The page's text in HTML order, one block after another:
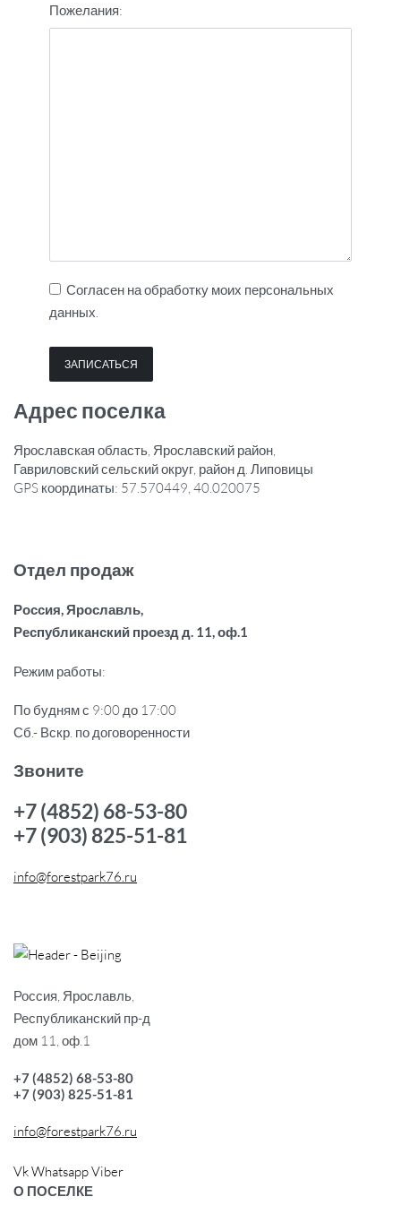
Пожелания:
Согласен на обработку моих персональных
данных.
Адрес поселка
Ярославская область, Ярославский район,
Гавриловский сельский округ, район д. Липовицы
GPS координаты: 57.570449, 40.020075
Отдел продаж
Россия, Ярославль,
Республиканский проезд д. 11, оф.1
Режим работы:
По будням с 9:00 до 17:00
Сб.- Вскр. по договоренности
Звоните
+7 (4852) 68-53-80
+7 (903) 825-51-81
info@forestpark76.ru
Россия, Ярославль,
Республиканский пр-д
дом 11, оф.1
+7 (4852) 68-53-80
+7 (903) 825-51-81
info@forestpark76.ru
VkWhatsappViber
О ПОСЕЛКЕ